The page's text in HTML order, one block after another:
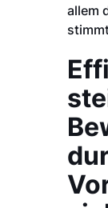
allem